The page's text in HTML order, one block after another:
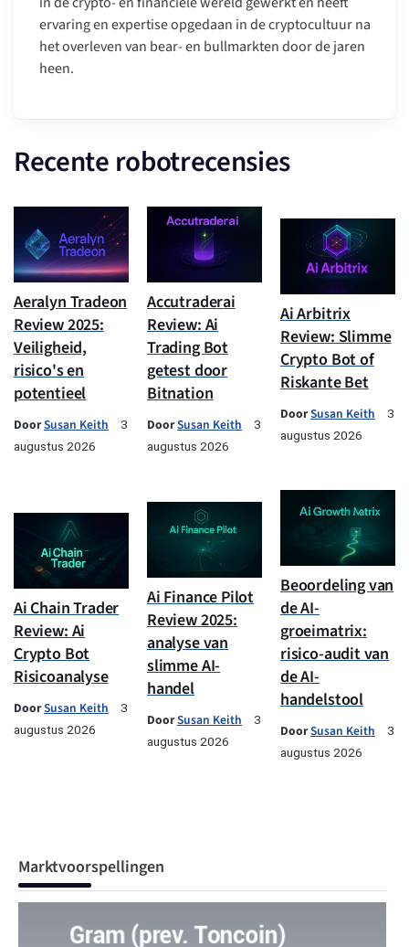
ervaring en expertise opgedaan in de cryptocultuur na
het overleven van bear- en bullmarkten door de jaren
heen.
Recente robotrecensies
Aeralyn Tradeon
Review 2025:
Veiligheid,
risico's en
potentieel
DoorSusan Keith
3
augustus 2026
Accutraderai
Review: Ai
Trading Bot
getest door
Bitnation
DoorSusan Keith
3
augustus 2026
Ai Arbitrix
Review: Slimme
Crypto Bot of
Riskante Bet
DoorSusan Keith
3
augustus 2026
Ai Chain Trader
Review: Ai
Crypto Bot
Risicoanalyse
DoorSusan Keith
3
augustus 2026
Ai Finance Pilot
Review 2025:
analyse van
slimme AI-
handel
DoorSusan Keith
3
augustus 2026
Beoordeling van
de AI-
groeimatrix:
risico-audit van
de AI-
handelstool
DoorSusan Keith
3
augustus 2026
Marktvoorspellingen